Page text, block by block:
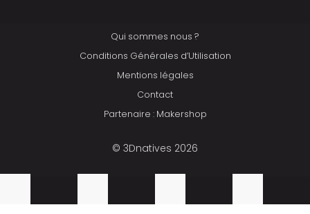
Qui sommes nous ?
Conditions Générales d’Utilisation
Mentions légales
Contact
Partenaire : Makershop
© 3Dnatives 2026